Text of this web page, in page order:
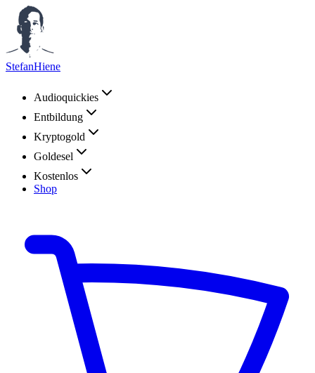
StefanHiene
Audioquickies
Entbildung
Kryptogold
Goldesel
Kostenlos
Shop